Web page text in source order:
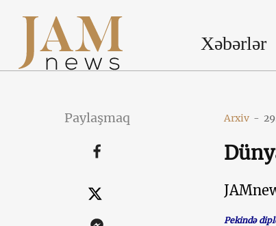
Xəbərlər
Paylaşmaq Arxiv -
Pekində